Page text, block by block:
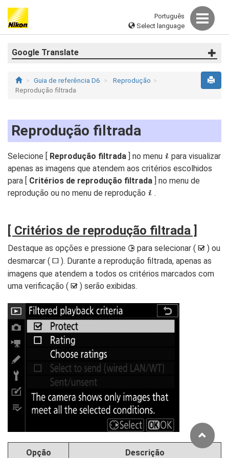
Português
Select language
Google Translate
Guia de referência D6
Reprodução
Reprodução filtrada
Reprodução filtrada
Selecione [ Reprodução filtrada ] no menu i para visualizar
apenas as imagens que atendem aos critérios escolhidos
para [ Critérios de reprodução filtrada ] no menu de
reprodução ou no menu de reprodução i .
[ Critérios de reprodução filtrada ]
Destaque as opções e pressione 2 para selecionar ( M ) ou
desmarcar ( U ). Durante a reprodução filtrada, apenas as
imagens que atendem a todos os critérios marcados com
uma verificação ( M ) serão exibidas.
Opção Descrição